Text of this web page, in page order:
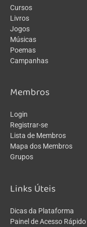
Cursos
Livros
Jogos
Músicas
Poemas
Campanhas
Membros
Login
Registrar-se
Lista de Membros
Mapa dos Membros
Grupos
Links Úteis
Dicas da Plataforma
Painel de Acesso Rápido